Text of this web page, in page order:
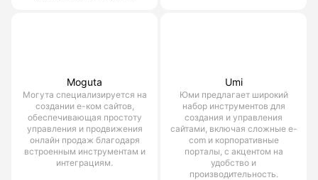
Moguta
Могута специализируется на
создании е-ком сайтов,
обеспечивающая простоту
управления и продвижения
онлайн продаж благодаря
встроенным инструментам и
интеграциям.
Umi
Юми предлагает широкий
набор инструментов для
создания и управления
сайтами, включая сложные e-
com и корпоративные
порталы, с акцентом на
удобство и
производительность.